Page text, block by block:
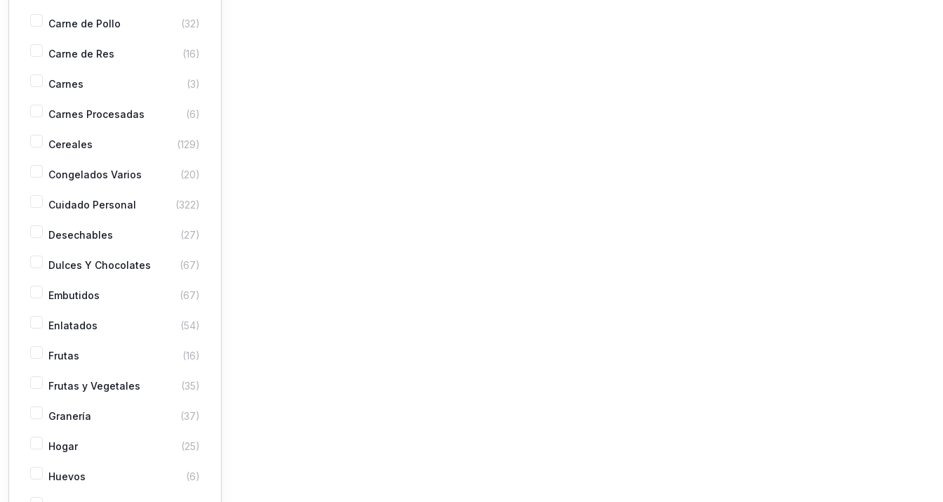
Carne de Pollo (32)
Carne de Res (16)
Carnes (3)
Carnes Procesadas (6)
Cereales (129)
Congelados Varios (20)
Cuidado Personal (322)
Desechables (27)
Dulces Y Chocolates (67)
Embutidos (67)
Enlatados (54)
Frutas (16)
Frutas y Vegetales (35)
Granería (37)
Hogar (25)
Huevos (6)